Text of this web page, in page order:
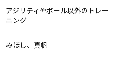
アジリティやボール以外のトレー
ニング
みほし、真帆